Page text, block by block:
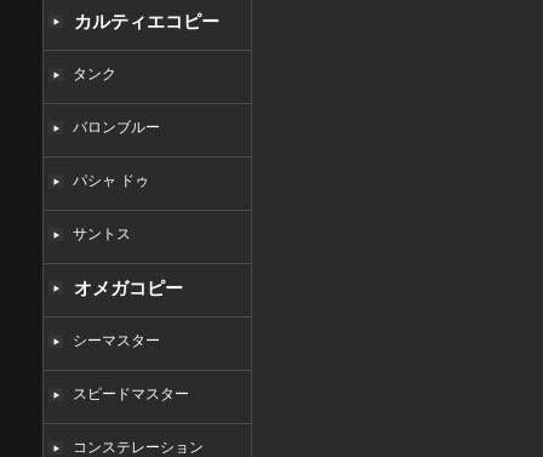
カルティエコピー
タンク
バロンブルー
パシャ ドゥ
サントス
オメガコピー
シーマスター
スピードマスター
コンステレーション